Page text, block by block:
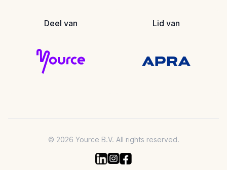
Deel van Lid van
© 2026 Yource B.V. All rights reserved.